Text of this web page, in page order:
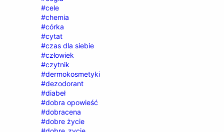
#cele
#chemia
#córka
#cytat
#czas dla siebie
#człowiek
#czytnik
#dermokosmetyki
#dezodorant
#diabeł
#dobra opowieść
#dobracena
#dobre życie